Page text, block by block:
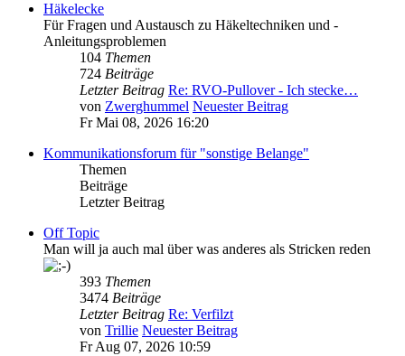
Häkelecke
Für Fragen und Austausch zu Häkeltechniken und -
Anleitungsproblemen
104 Themen
724 Beiträge
Letzter Beitrag Re: RVO-Pullover - Ich stecke…
von Zwerghummel Neuester Beitrag
Fr Mai 08, 2026 16:20
Kommunikationsforum für "sonstige Belange"
Themen
Beiträge
Letzter Beitrag
Off Topic
Man will ja auch mal über was anderes als Stricken reden
393 Themen
3474 Beiträge
Letzter Beitrag Re: Verfilzt
von Trillie Neuester Beitrag
Fr Aug 07, 2026 10:59